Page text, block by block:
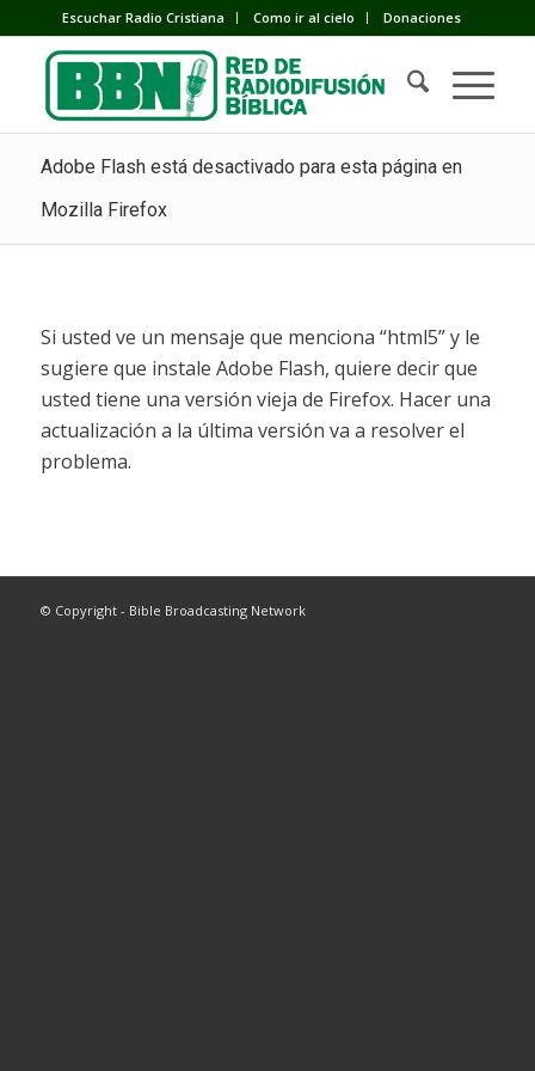
Escuchar Radio Cristiana Como ir al cielo Donaciones
Adobe Flash está desactivado para esta página en
Mozilla Firefox
Si usted ve un mensaje que menciona “html5” y le
sugiere que instale Adobe Flash, quiere decir que
usted tiene una versión vieja de Firefox. Hacer una
actualización a la última versión va a resolver el
problema.
© Copyright - Bible Broadcasting Network